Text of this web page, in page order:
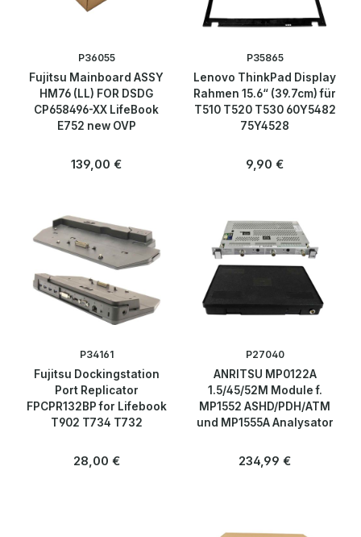
P36055
Fujitsu Mainboard ASSY
HM76 (LL) FOR DSDG
CP658496-XX LifeBook
E752 new OVP
Regulärer Preis:
139,00 €
P35865
Lenovo ThinkPad Display
Rahmen 15.6“ (39.7cm) für
T510 T520 T530 60Y5482
75Y4528
Regulärer Preis:
9,90 €
P34161
Fujitsu Dockingstation
Port Replicator
FPCPR132BP for Lifebook
T902 T734 T732
Regulärer Preis:
28,00 €
P27040
ANRITSU MP0122A
1.5/45/52M Module f.
MP1552 ASHD/PDH/ATM
und MP1555A Analysator
Regulärer Preis:
234,99 €